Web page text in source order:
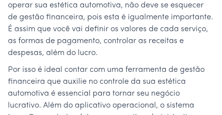
operar sua estética automotiva, não deve se esquecer
de gestão financeira, pois esta é igualmente importante.
É assim que você vai definir os valores de cada serviço,
as formas de pagamento, controlar as receitas e
despesas, além do lucro.
Por isso é ideal contar com uma ferramenta de gestão
financeira que auxilie no controle da sua estética
automotiva é essencial para tornar seu negócio
lucrativo. Além do aplicativo operacional, o sistema